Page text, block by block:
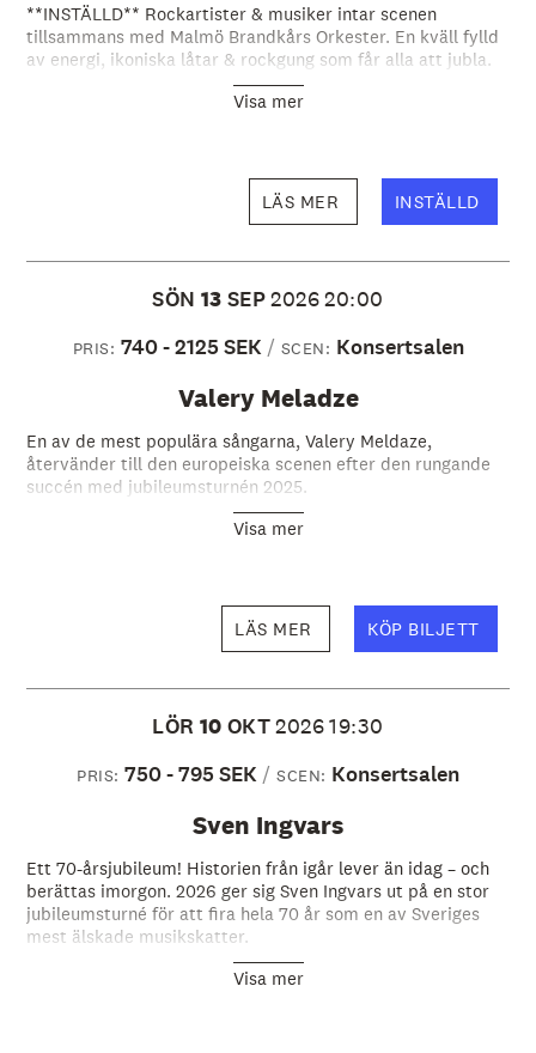
**INSTÄLLD** Rockartister & musiker intar scenen
tillsammans med Malmö Brandkårs Orkester. En kväll fylld
av energi, ikoniska låtar & rockgung som får alla att jubla.
Visa mer
INSTÄLLD
LÄS MER
SÖN 13 SEP202620:00
PRIS: 740 - 2125 SEK SCEN: Konsertsalen
Valery Meladze
En av de mest populära sångarna, Valery Meldaze,
återvänder till den europeiska scenen efter den rungande
succén med jubileumsturnén 2025.
Visa mer
KÖP BILJETT
LÄS MER
LÖR 10 OKT202619:30
PRIS: 750 - 795 SEK SCEN: Konsertsalen
Sven Ingvars
Ett 70-årsjubileum! Historien från igår lever än idag – och
berättas imorgon. 2026 ger sig Sven Ingvars ut på en stor
jubileumsturné för att fira hela 70 år som en av Sveriges
mest älskade musikskatter.
Visa mer